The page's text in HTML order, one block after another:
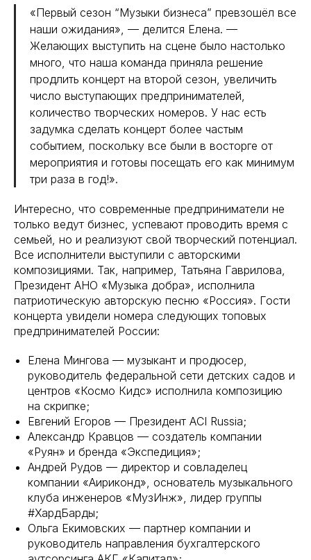
«Первый сезон “Музыки бизнеса” превзошёл все
наши ожидания», — делится Елена. —
Желающих выступить на сцене было настолько
много, что наша команда приняла решение
продлить концерт на второй сезон, увеличить
число выступающих предпринимателей,
количество творческих номеров. У нас есть
задумка сделать концерт более частым
событием, поскольку все были в восторге от
мероприятия и готовы посещать его как минимум
три раза в год!».
Интересно, что современные предприниматели не
только ведут бизнес, успевают проводить время с
семьей, но и реализуют свой творческий потенциал.
Все исполнители выступили с авторскими
композициями. Так, например, Татьяна Гаврилова,
Президент АНО «Музыка добра», исполнила
патриотическую авторскую песню «Россия». Гости
концерта увидели номера следующих топовых
предпринимателей России:
Елена Мингова — музыкант и продюсер,
руководитель федеральной сети детских садов и
центров «Космо Кидс» исполнила композицию
на скрипке;
Евгений Егоров — Президент ACI Russia;
Александр Кравцов — создатель компании
«Руян» и бренда «Экспедиция»;
Андрей Рудов — директор и совладелец
компании «Аириконд», основатель музыкального
клуба инженеров «МузИнж», лидер группы
#ХардБарды;
Ольга Екимовских — партнер компании и
руководитель направления бухгалтерского